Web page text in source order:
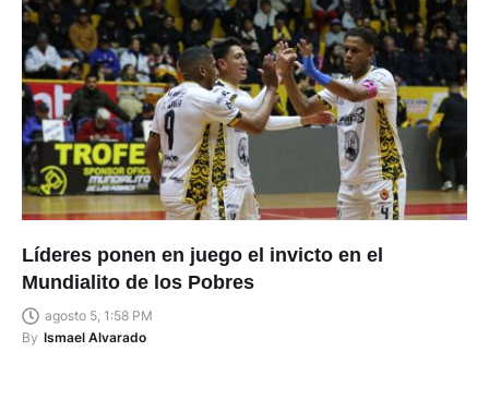
Líderes ponen en juego el invicto en el
Mundialito de los Pobres
agosto 5, 1:58 PM
By Ismael Alvarado